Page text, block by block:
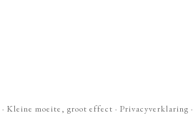
· Kleine moeite, groot effect · Privacyverklaring ·